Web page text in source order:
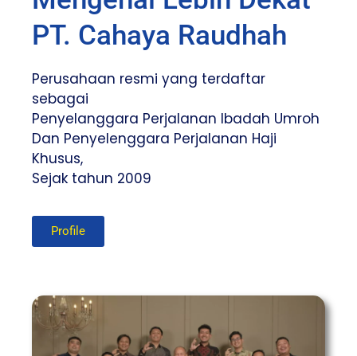
PT. Cahaya Raudhah
Perusahaan resmi yang terdaftar
sebagai
Penyelanggara Perjalanan Ibadah Umroh
Dan Penyelenggara Perjalanan Haji
Khusus,
Sejak tahun 2009
Profile